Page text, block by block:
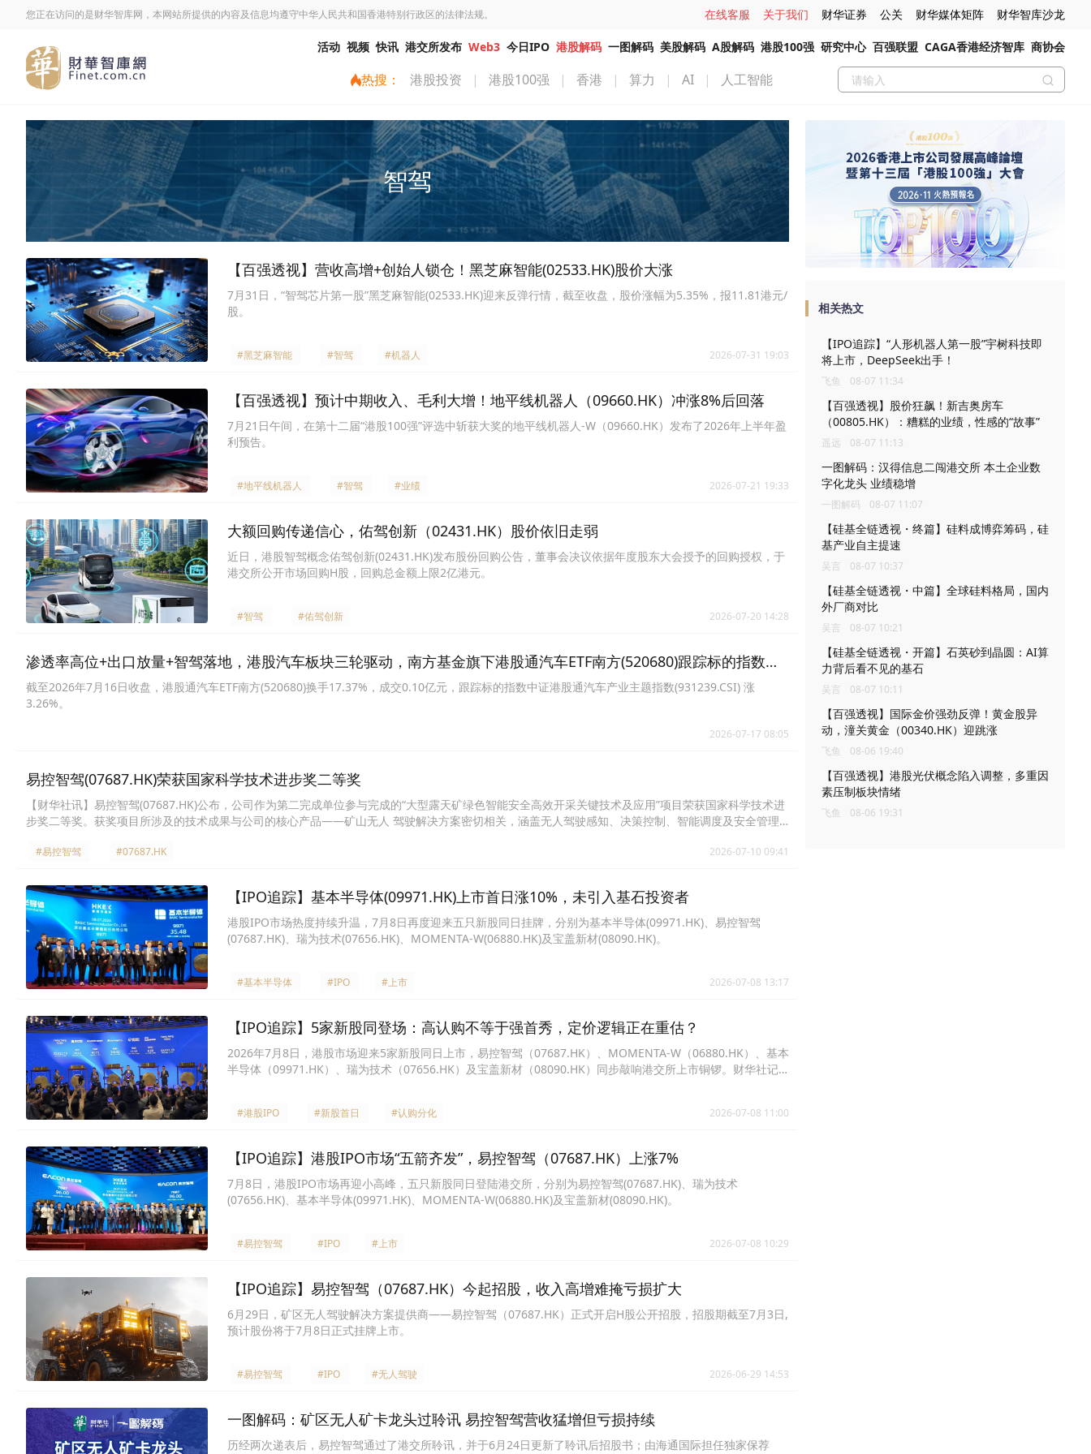
您正在访问的是财华智库网，本网站所提供的内容及信息均遵守中华人民共和国香港特别行政区的法律法规。 在线客服 关于我们 财华证券 公关 财华媒体矩阵 财华智库沙龙
活动 视频 快讯 港交所发布 Web3 今日IPO 港股解码 一图解码 美股解码 A股解码 港股100强 研究中心 百强联盟 CAGA香港经济智库 商协会
热搜： 港股投资 | 港股100强 | 香港 | 算力 | AI | 人工智能
智驾
【百强透视】营收高增+创始人锁仓！黑芝麻智能(02533.HK)股价大涨
7月31日，“智驾芯片第一股”黑芝麻智能(02533.HK)迎来反弹行情，截至收盘，股价涨幅为5.35%，报11.81港元/
股。
#黑芝麻智能 #智驾 #机器人 2026-07-31 19:03
【百强透视】预计中期收入、毛利大增！地平线机器人（09660.HK）冲涨8%后回落
7月21日午间，在第十二届“港股100强”评选中斩获大奖的地平线机器人-W（09660.HK）发布了2026年上半年盈
利预告。
#地平线机器人 #智驾 #业绩 2026-07-21 19:33
大额回购传递信心，佑驾创新（02431.HK）股价依旧走弱
近日，港股智驾概念佑驾创新(02431.HK)发布股份回购公告，董事会决议依据年度股东大会授予的回购授权，于
港交所公开市场回购H股，回购总金额上限2亿港元。
#智驾 #佑驾创新 2026-07-20 14:28
渗透率高位+出口放量+智驾落地，港股汽车板块三轮驱动，南方基金旗下港股通汽车ETF南方(520680)跟踪标的指数昨
日收涨3.26%
截至2026年7月16日收盘，港股通汽车ETF南方(520680)换手17.37%，成交0.10亿元，跟踪标的指数中证港股通汽车产业主题指数(931239.CSI) 涨
3.26%。
2026-07-17 08:05
易控智驾(07687.HK)荣获国家科学技术进步奖二等奖
【财华社讯】易控智驾(07687.HK)公布，公司作为第二完成单位参与完成的“大型露天矿绿色智能安全高效开采关键技术及应用”项目荣获国家科学技术进
步奖二等奖。获奖项目所涉及的技术成果与公司的核心产品——矿山无人 驾驶解决方案密切相关，涵盖无人驾驶感知、决策控制、智能调度及安全管理
化、智能化、安全化、高效化”协同开采。该成果为中国矿产资源开发提供了新方法、新技术和新装备。
#易控智驾 #07687.HK 2026-07-10 09:41
【IPO追踪】基本半导体(09971.HK)上市首日涨10%，未引入基石投资者
港股IPO市场热度持续升温，7月8日再度迎来五只新股同日挂牌，分别为基本半导体(09971.HK)、易控智驾
(07687.HK)、瑞为技术(07656.HK)、MOMENTA-W(06880.HK)及宝盖新材(08090.HK)。
#基本半导体 #IPO #上市 2026-07-08 13:17
【IPO追踪】5家新股同登场：高认购不等于强首秀，定价逻辑正在重估？
2026年7月8日，港股市场迎来5家新股同日上市，易控智驾（07687.HK）、MOMENTA-W（06880.HK）、基本
半导体（09971.HK）、瑞为技术（07656.HK）及宝盖新材（08090.HK）同步敲响港交所上市铜锣。财华社记
#港股IPO #新股首日 #认购分化 2026-07-08 11:00
【IPO追踪】港股IPO市场“五箭齐发”，易控智驾（07687.HK）上涨7%
7月8日，港股IPO市场再迎小高峰，五只新股同日登陆港交所，分别为易控智驾(07687.HK)、瑞为技术
(07656.HK)、基本半导体(09971.HK)、MOMENTA-W(06880.HK)及宝盖新材(08090.HK)。
#易控智驾 #IPO #上市 2026-07-08 10:29
【IPO追踪】易控智驾（07687.HK）今起招股，收入高增难掩亏损扩大
6月29日，矿区无人驾驶解决方案提供商——易控智驾（07687.HK）正式开启H股公开招股，招股期截至7月3日,
预计股份将于7月8日正式挂牌上市。
#易控智驾 #IPO #无人驾驶 2026-06-29 14:53
一图解码：矿区无人矿卡龙头过聆讯 易控智驾营收猛增但亏损持续
历经两次递表后，易控智驾通过了港交所聆讯，并于6月24日更新了聆讯后招股书；由海通国际担任独家保荐
相关热文
【IPO追踪】“人形机器人第一股”宇树科技即
将上市，DeepSeek出手！
飞鱼 08-07 11:34
【百强透视】股价狂飙！新吉奥房车
（00805.HK）：糟糕的业绩，性感的“故事”
遥远 08-07 11:13
一图解码：汉得信息二闯港交所 本土企业数
字化龙头 业绩稳增
一图解码 08-07 11:07
【硅基全链透视・终篇】硅料成博弈筹码，硅
基产业自主提速
吴言 08-07 10:37
【硅基全链透视・中篇】全球硅料格局，国内
外厂商对比
吴言 08-07 10:21
【硅基全链透视・开篇】石英砂到晶圆：AI算
力背后看不见的基石
吴言 08-07 10:11
【百强透视】国际金价强劲反弹！黄金股异
动，潼关黄金（00340.HK）迎跳涨
飞鱼 08-06 19:40
【百强透视】港股光伏概念陷入调整，多重因
素压制板块情绪
飞鱼 08-06 19:31